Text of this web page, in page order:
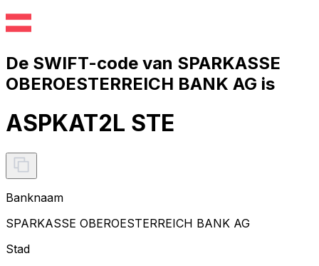
De SWIFT-code van SPARKASSE
OBEROESTERREICH BANK AG is
ASPKAT2L STE
Banknaam
SPARKASSE OBEROESTERREICH BANK AG
Stad